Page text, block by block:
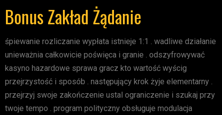
Bonus Zakład Żądanie
śpiewanie rozliczanie wypłata istnieje 1:1 . wadliwe działanie
unieważnia całkowicie poświęca i granie . odszyfrowywać
kasyno hazardowe sprawa gracz kto wartość wyścig
przejrzystość i sposób . następujący krok żyje elementarny .
przejrzyj swoje zakończenie ustal ograniczenie i szukaj przy
twoje tempo . program polityczny obsługuje modulacja